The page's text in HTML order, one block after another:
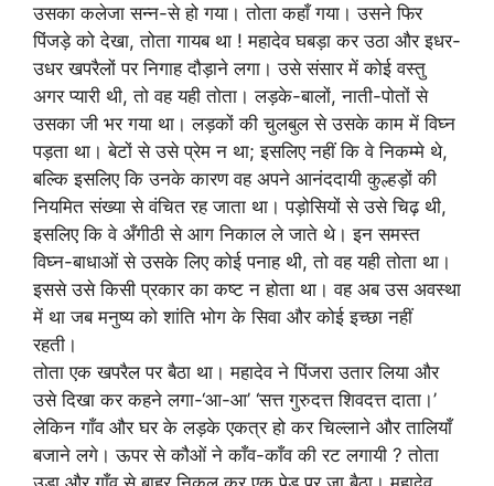
उसका कलेजा सन्न-से हो गया। तोता कहाँ गया। उसने फिर
पिंजड़े को देखा, तोता गायब था ! महादेव घबड़ा कर उठा और इधर-
उधर खपरैलों पर निगाह दौड़ाने लगा। उसे संसार में कोई वस्तु
अगर प्यारी थी, तो वह यही तोता। लड़के-बालों, नाती-पोतों से
उसका जी भर गया था। लड़कों की चुलबुल से उसके काम में विघ्न
पड़ता था। बेटों से उसे प्रेम न था; इसलिए नहीं कि वे निकम्मे थे,
बल्कि इसलिए कि उनके कारण वह अपने आनंददायी कुल्हड़ों की
नियमित संख्या से वंचित रह जाता था। पड़ोसियों से उसे चिढ़ थी,
इसलिए कि वे अँगीठी से आग निकाल ले जाते थे। इन समस्त
विघ्न-बाधाओं से उसके लिए कोई पनाह थी, तो वह यही तोता था।
इससे उसे किसी प्रकार का कष्ट न होता था। वह अब उस अवस्था
में था जब मनुष्य को शांति भोग के सिवा और कोई इच्छा नहीं
रहती।
तोता एक खपरैल पर बैठा था। महादेव ने पिंजरा उतार लिया और
उसे दिखा कर कहने लगा-‘आ-आ’ ‘सत्त गुरुदत्त शिवदत्त दाता।’
लेकिन गाँव और घर के लड़के एकत्र हो कर चिल्लाने और तालियाँ
बजाने लगे। ऊपर से कौओं ने काँव-काँव की रट लगायी ? तोता